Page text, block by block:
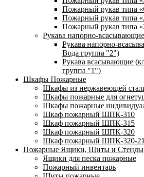
Пожарный рукав типа
Пожарный рукав типа
Пожарный рукав типа
Рукава напорно-
Рукава напорно-
Вода группа "2")
Рукава всасывающие
группа "1")
Шкафы Пожарные
Шкафы из нержавеющей
Шкафы пожарные для
Шкафы пожарные
Шкаф пожарный ШПК-310
Шкаф пожарный ШПК-315
Шкаф пожарный ШПК-320
Шкаф пожарный ШПК-320-21
Пожарные Ящики, Щиты и Стенды
Ящики для песка пожарные
Пожарный инвентарь